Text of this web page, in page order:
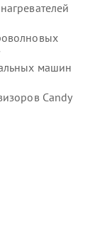
машин
Candy